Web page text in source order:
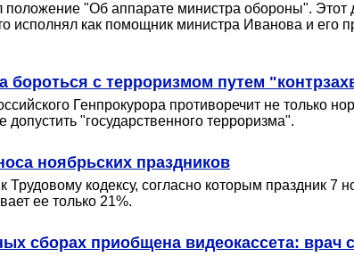
"Об аппарате министра обороны".
исполнял как помощник министра Иванова и его
с терроризмом путем
Генпрокурора противоречит не только
"государственного терроризма".
ноябрьских праздников
Трудовому кодексу, согласно которым праздник
ее только 21%.
сборах приобщена видеокассета: врач